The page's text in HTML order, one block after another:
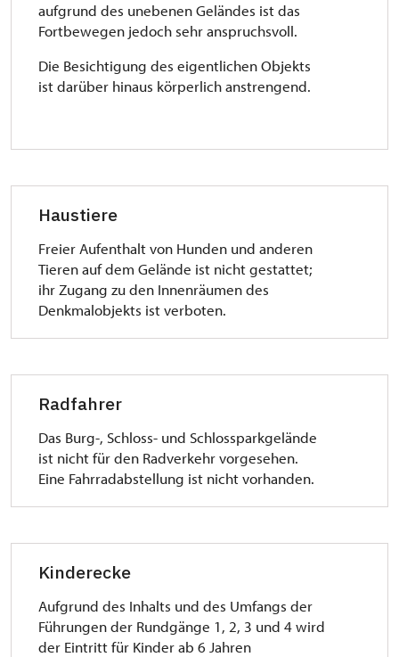
aufgrund des unebenen Geländes ist das
Fortbewegen jedoch sehr anspruchsvoll.
Die Besichtigung des eigentlichen Objekts
ist darüber hinaus körperlich anstrengend.
Haustiere
Freier Aufenthalt von Hunden und anderen
Tieren auf dem Gelände ist nicht gestattet;
ihr Zugang zu den Innenräumen des
Denkmalobjekts ist verboten.
Radfahrer
Das Burg-, Schloss- und Schlossparkgelände
ist nicht für den Radverkehr vorgesehen.
Eine Fahrradabstellung ist nicht vorhanden.
Kinderecke
Aufgrund des Inhalts und des Umfangs der
Führungen der Rundgänge 1, 2, 3 und 4 wird
der Eintritt für Kinder ab 6 Jahren